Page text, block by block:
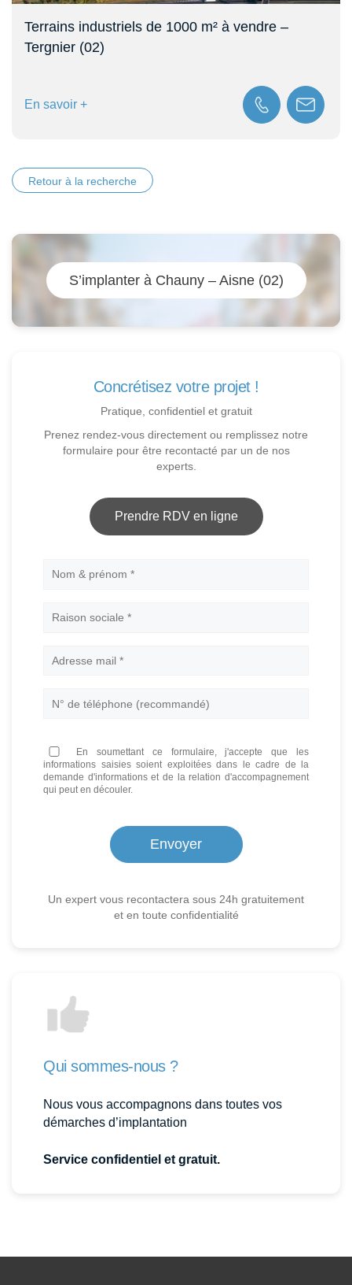
– Terrain de 80 ha à vendre à
Retour à la recherche
S’implanter à Chauny – Aisne (02)
Concrétisez votre projet !
Pratique, confidentiel et gratuit
Prenez rendez-vous directement ou remplissez notre
formulaire pour être recontacté par un de nos
experts.
Prendre RDV en ligne
Nom
En soumettant ce formulaire, j'accepte que les
informations saisies soient exploitées dans le cadre de la
demande d'informations et de la relation d'accompagnement
qui peut en découler.
Un expert vous recontactera sous 24h gratuitement
et en toute confidentialité
Qui sommes-nous ?
Nous vous accompagnons dans toutes vos
démarches d’implantation
Service confidentiel et gratuit.